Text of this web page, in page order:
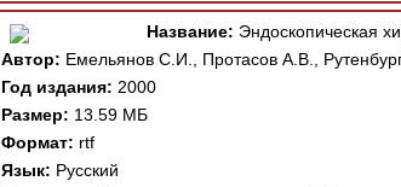
Название: Эндоскопическая
Автор: Емельянов С.И., Протасов А.В.,
Год издания: 2000
Размер: 13.59 МБ
Формат: rtf
Язык: Русский